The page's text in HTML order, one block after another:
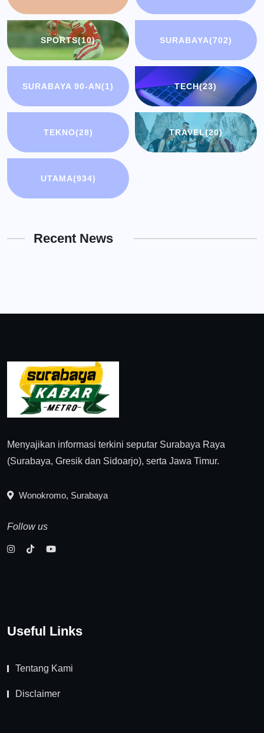
SPORTS(10) SURABAYA(702)
SURABAYA 90-AN(1) TECH(23)
TEKNO(28) TRAVEL(20)
UTAMA(934)
Recent News
Menyajikan informasi terkini seputar Surabaya Raya
(Surabaya, Gresik dan Sidoarjo), serta Jawa Timur.
Wonokromo, Surabaya
Follow us
Useful Links
Tentang Kami
Disclaimer